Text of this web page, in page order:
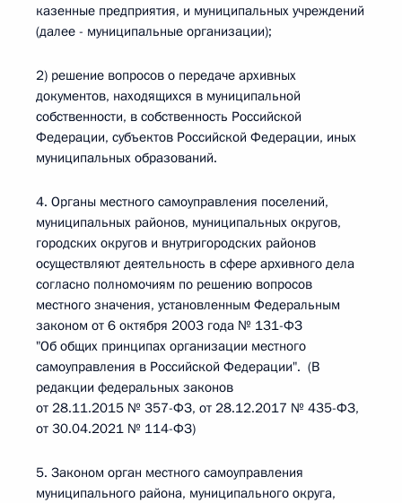
казенные предприятия, и муниципальных учреждений
(далее - муниципальные организации);
2) решение вопросов о передаче архивных
документов, находящихся в муниципальной
собственности, в собственность Российской
Федерации, субъектов Российской Федерации, иных
муниципальных образований.
4. Органы местного самоуправления поселений,
муниципальных районов, муниципальных округов,
городских округов и внутригородских районов
осуществляют деятельность в сфере архивного дела
согласно полномочиям по решению вопросов
местного значения, установленным Федеральным
законом от 6 октября 2003 года № 131-ФЗ
"Об общих принципах организации местного
самоуправления в Российской Федерации". (В
редакции федеральных законов
от 28.11.2015 № 357-ФЗ, от 28.12.2017 № 435-ФЗ,
от 30.04.2021 № 114-ФЗ)
5. Законом орган местного самоуправления
муниципального района, муниципального округа,